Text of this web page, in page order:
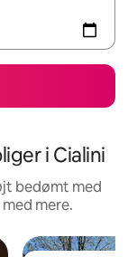
i Cialini
bedømt med
mere.